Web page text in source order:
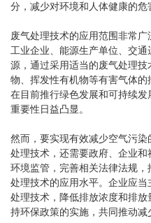
分，减少对环境和人体健康的危
废气处理技术的应用范围非常广
工业企业、能源生产单位、交
源，通过采用适当的废气处理
物、挥发性有机物等有害气体的
在目前推行绿色发展和可持续
重要性日益凸显。
然而，要实现有效减少空气污
处理技术，还需要政府、企业
环境监管，完善相关法律法规
处理技术的应用水平。企业应
处理技术，降低排放浓度和排
持环保政策的实施，共同推动减